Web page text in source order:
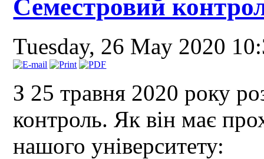
Семестровий
Tuesday, 26 May 2020
З 25 травня 2020 року
контроль. Як він має
нашого університету: